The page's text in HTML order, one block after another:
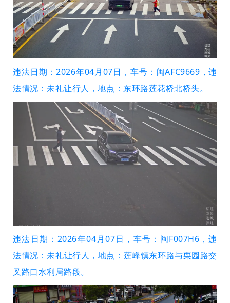
违法日期：2026年04月07日，车号：闽AFC9669，违
法情况：未礼让行人，地点：东环路莲花桥北桥头。
违法日期：2026年04月07日，车号：闽F007H6，违
法情况：未礼让行人，地点：莲峰镇东环路与栗园路交
叉路口水利局路段。